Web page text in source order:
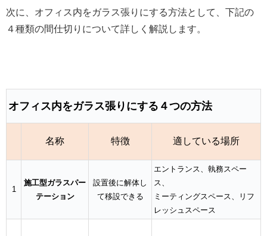
次に、オフィス内をガラス張りにする方法として、下記の
４種類の間仕切りについて詳しく解説します。
オフィス内をガラス張りにする４つの方法
名称 特徴 適している場所
1
施工型ガラスパー
テーション
設置後に解体し
て移設できる
エントランス、執務スペー
ス、
ミーティングスペース、リフ
レッシュスペース